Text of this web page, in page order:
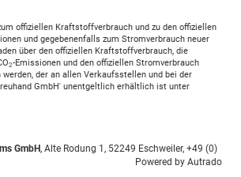
offiziellen Kraftstoffverbrauch und zu den offiziellen
und gegebenenfalls zum Stromverbrauch neuer
über den offiziellen Kraftstoffverbrauch, die
2-Emissionen und den offiziellen Stromverbrauch
werden, der an allen Verkaufsstellen und bei der
GmbH' unentgeltlich erhältlich ist unter
GmbH, Alte Rodung 1 , 52249 Eschweiler, +49 (0)
Powered by Autrado